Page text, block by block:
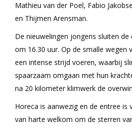
Mathieu van der Poel, Fabio
en Thijmen Arensman.
De nieuwelingen jongens sluiten
om 16.30 uur. Op de smalle wegen
een intense strijd voeren, waarbij
spaarzaam omgaan met hun
na 20 kilometer klimwerk de
Horeca is aanwezig en de entree is
van harte welkom om de sterren